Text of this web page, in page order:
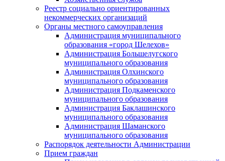
Реестр социально ориентированных
некоммерческих организаций
Органы местного самоуправления
Администрация муниципального
образования «город Шелехов»
Администрация Большелугского
муниципального образования
Администрация Олхинского
муниципального образования
Администрация Подкаменского
муниципального образования
Администрация Баклашинского
муниципального образования
Администрация Шаманского
муниципального образования
Распорядок деятельности Администрации
Прием граждан